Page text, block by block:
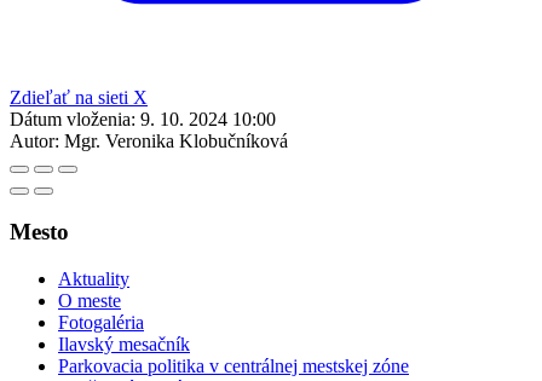
Zdieľať na sieti X
Dátum vloženia: 9. 10. 2024 10:00
Autor: Mgr. Veronika Klobučníková
Mesto
Aktuality
O meste
Fotogaléria
Ilavský mesačník
Parkovacia politika v centrálnej mestskej zóne